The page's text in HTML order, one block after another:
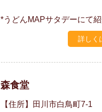
*うどんMAPサタデーにて
詳しく
森食堂
【住所】田川市白鳥町7-1